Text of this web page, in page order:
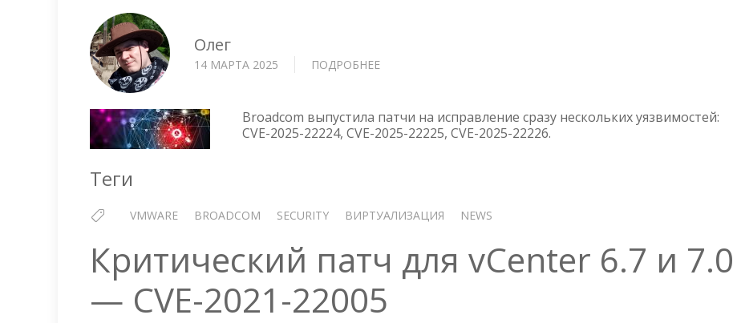
Олег
14 МАРТА 2025 ПОДРОБНЕЕ
ESXI
(CVE-
22225,
22226)
Broadcom выпустила патчи на исправление сразу нескольких уязвимостей:
CVE-2025-22224, CVE-2025-22225, CVE-2025-22226.
Теги
VMWARE BROADCOM SECURITY ВИРТУАЛИЗАЦИЯ NEWS
Критический патч для vCenter 6.7 и 7.0
— CVE-2021-22005